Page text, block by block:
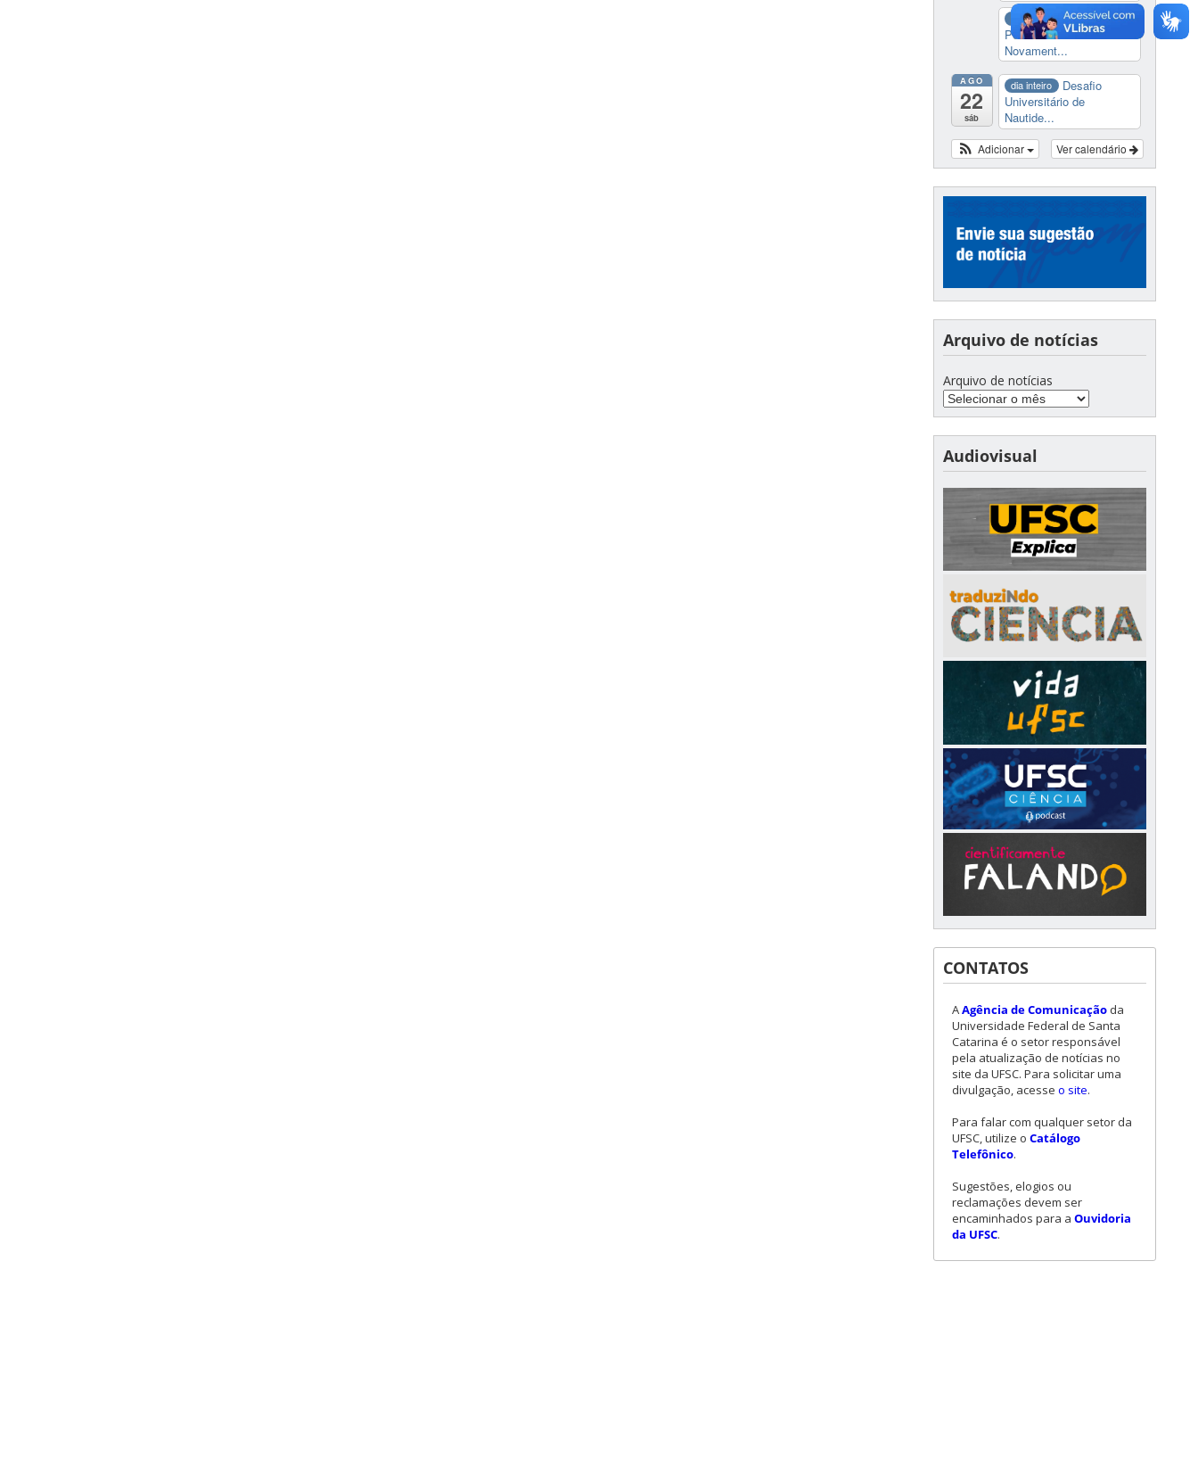
dia inteiro
Exposição:
Perder Tudo.
Novament...
AGO
22
sáb
dia inteiro
Desafio
Universitário de
Nautide...
Ver calendário
Adicionar
Arquivo de notícias
Arquivo de notícias
Audiovisual
CONTATOS
AAgência de Comunicação da
Universidade Federal de Santa
Catarina é o setor responsável
pela atualização de notícias no
site da UFSC. Para solicitar uma
divulgação, acesse o site.
Para falar com qualquer setor da
UFSC, utilize o Catálogo
Telefônico.
Sugestões, elogios ou
reclamações devem ser
encaminhados para a Ouvidoria
da UFSC.